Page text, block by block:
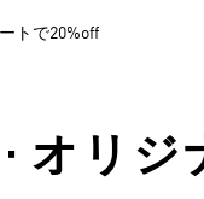
トで20%off
オリ